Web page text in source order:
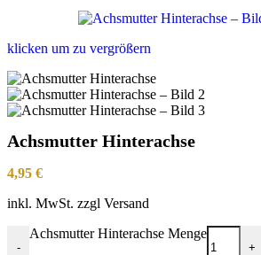
klicken um zu vergrößern
Achsmutter Hinterachse
4,95 €
inkl. MwSt. zzgl Versand
-
Achsmutter Hinterachse Menge
+